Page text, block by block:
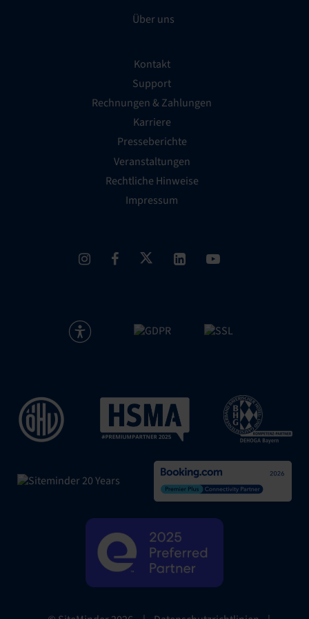
Über uns
Kontakt
Support
Rechnungen & Zahlungen
Karriere
Presseberichte
Veranstaltungen
Rechtliche Hinweise
Impressum